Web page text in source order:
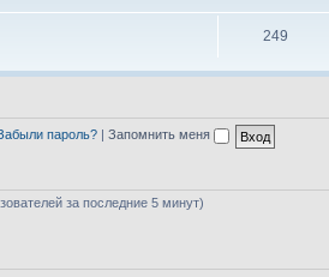
249
пароль? Запомнить меня
за последние 5 минут)